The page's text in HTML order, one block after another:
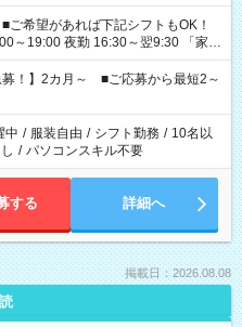
19:00 夜勤 16:30～翌9:30 「家族
を持って夕飯の準備がしたい」
い」 など、ご希望を教えてください
時間。 合計で週40時間を超える場
募！】2カ月～ ■ご応募から最短2～
中 / 服装自由 / シフト勤務 / 10名以
/ パソコンスキル不要
する 詳細へ
掲載日：2026.08.08